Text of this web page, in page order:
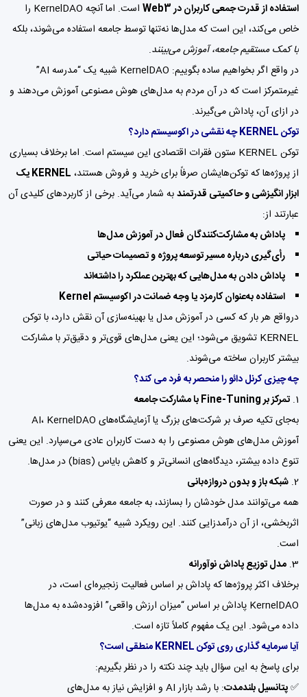
استفاده از قدرت جمعی کاربران در Web3
است. اما آنچه KernelDAO را
خاص می‌کند، این است که مدل‌ها نه‌تنها توسط جامعه استفاده می‌شوند، بلکه
با کمک مستقیم جامعه، آموزش می‌بینند.
در واقع اگر بخواهیم ساده بگوییم: KernelDAO شبیه یک “مدرسه AI”
غیرمتمرکز است که در آن مردم به مدل‌های هوش مصنوعی آموزش می‌دهند و
در ازای آن، پاداش می‌گیرند.
توکن KERNEL چه نقشی در اکوسیستم دارد؟
توکن KERNEL ستون فقرات اقتصادی این سیستم است. اما برخلاف بسیاری
از پروژه‌ها که توکن‌هایشان صرفاً برای خرید و فروش هستند،
KERNEL یک
ابزار انگیزشی و حاکمیتی قدرتمندبه شمار می‌آید. برخی از کاربردهای کلیدی آن
عبارتند از:
پاداش به مشارکت‌کنندگان فعال در آموزش مدل‌ها
رأی‌گیری درباره مسیر توسعه پروژه و تصمیمات حیاتی
پاداش دادن به مدل‌هایی که بهترین عملکرد را داشته‌اند
استفاده به‌عنوان کارمزد یا وجه ضمانت در اکوسیستم Kernel
درواقع هر بار که کسی در آموزش مدل یا بهینه‌سازی آن نقش دارد، با توکن
KERNEL تشویق می‌شود؛ این یعنی مدل‌های قوی‌تر و دقیق‌تر با مشارکت
بیشتر کاربران ساخته می‌شوند.
چه چیزی کرنل دائو را منحصر به فرد می کند؟
تمرکز بر Fine-Tuning با مشارکت جامعه
به‌جای تکیه صرف بر شرکت‌های بزرگ یا آزمایشگاه‌های AI، KernelDAO
آموزش مدل‌های هوش مصنوعی را به دست کاربران عادی می‌سپارد. این یعنی
تنوع داده بیشتر، دیدگاه‌های انسانی‌تر و کاهش بایاس (bias) در مدل‌ها.
شبکه باز و بدون دروازه‌بانی
همه می‌توانند مدل خودشان را بسازند، به جامعه معرفی کنند و در صورت
اثربخشی، از آن درآمدزایی کنند. این رویکرد شبیه “یوتیوب مدل‌های زبانی”
است.
مدل توزیع پاداش نوآورانه
برخلاف اکثر پروژه‌ها که پاداش بر اساس فعالیت زنجیره‌ای است، در
KernelDAO پاداش بر اساس “میزان ارزش واقعی” افزوده‌شده به مدل‌ها
داده می‌شود. این یک مفهوم کاملاً تازه است.
آیا سرمایه گذاری روی توکن KERNEL منطقی است؟
برای پاسخ به این سؤال باید چند نکته را در نظر بگیریم:
✅پتانسیل بلندمدت
: با رشد بازار AI و افزایش نیاز به مدل‌های